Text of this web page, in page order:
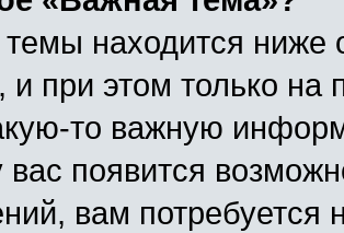
находится ниже
при этом только на
то важную
вас появится
вам потребуется